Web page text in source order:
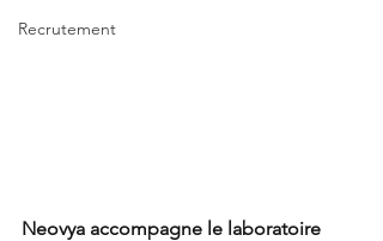
Recrutement
Neovya accompagne le laboratoire